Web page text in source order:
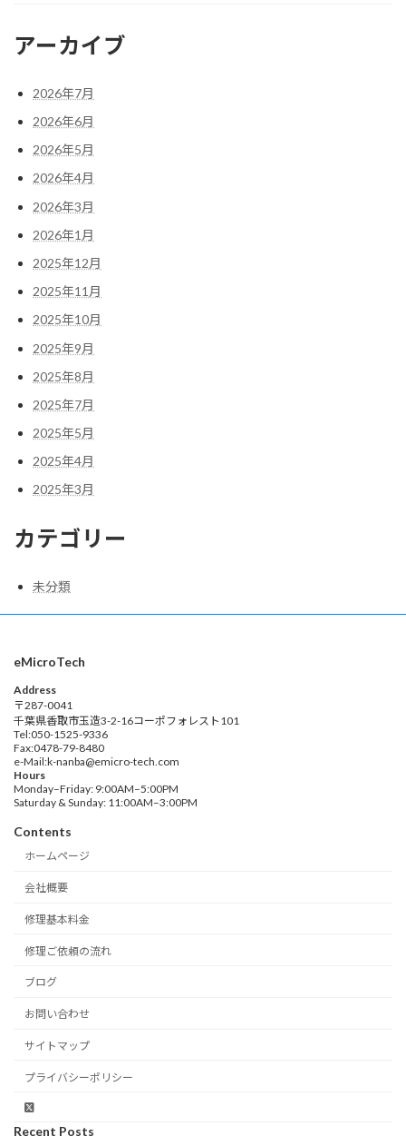
アーカイブ
2026年7月
2026年6月
2026年5月
2026年4月
2026年3月
2026年1月
2025年12月
2025年11月
2025年10月
2025年9月
2025年8月
2025年7月
2025年5月
2025年4月
2025年3月
カテゴリー
未分類
eMicroTech
Address
〒287-0041
千葉県香取市玉造3-2-16コーポフォレスト101
Tel:050-1525-9336
Fax:0478-79-8480
e-Mail:k-nanba@emicro-tech.com
Hours
Monday–Friday: 9:00AM–5:00PM
Saturday & Sunday: 11:00AM–3:00PM
Contents
ホームページ
会社概要
修理基本料金
修理ご依頼の流れ
ブログ
お問い合わせ
サイトマップ
プライバシーポリシー
Recent Posts